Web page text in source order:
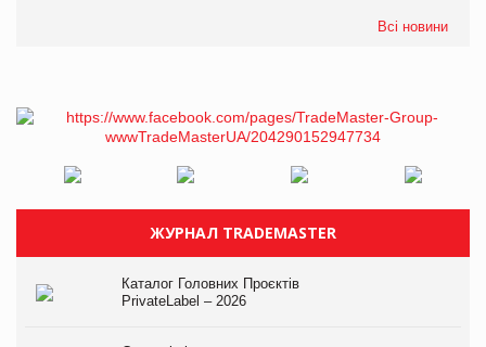
Всі новини
ЖУРНАЛ TRADEMASTER
Каталог Головних Проєктів
PrivateLabel – 2026